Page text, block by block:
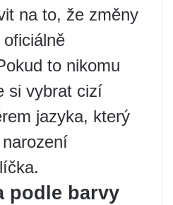
na to, že změny
to nikomu
si vybrat cizí
jazyka, který
podle barvy